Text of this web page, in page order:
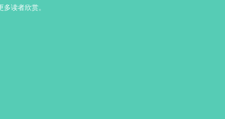
读者欣赏。